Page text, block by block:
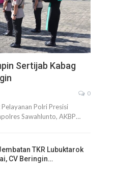
Sertijab Kabag
0
Polri Presisi
Sawahlunto, AKBP…
TKR Lubuktarok
CV Beringin…